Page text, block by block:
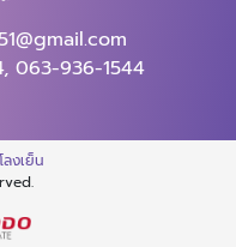
, 063-936-1544
งเย็น